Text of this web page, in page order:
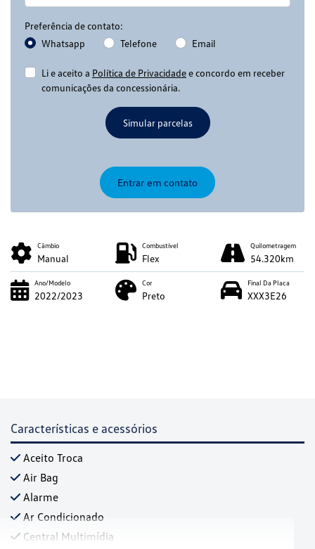
Preferência de contato:
Whatsapp
Telefone Email
Li e aceito a Política de Privacidadee concordo em receber
comunicações da concessionária.
Simular parcelas
Entrar em contato
Câmbio
Manual
Combustível
Flex
Quilometragem
54.320km
Ano/Modelo
2022/2023
Cor
Preto
Final Da Placa
XXX3E26
Características e acessórios
Aceito Troca
Air Bag
Alarme
Ar Condicionado
Central Multimídia